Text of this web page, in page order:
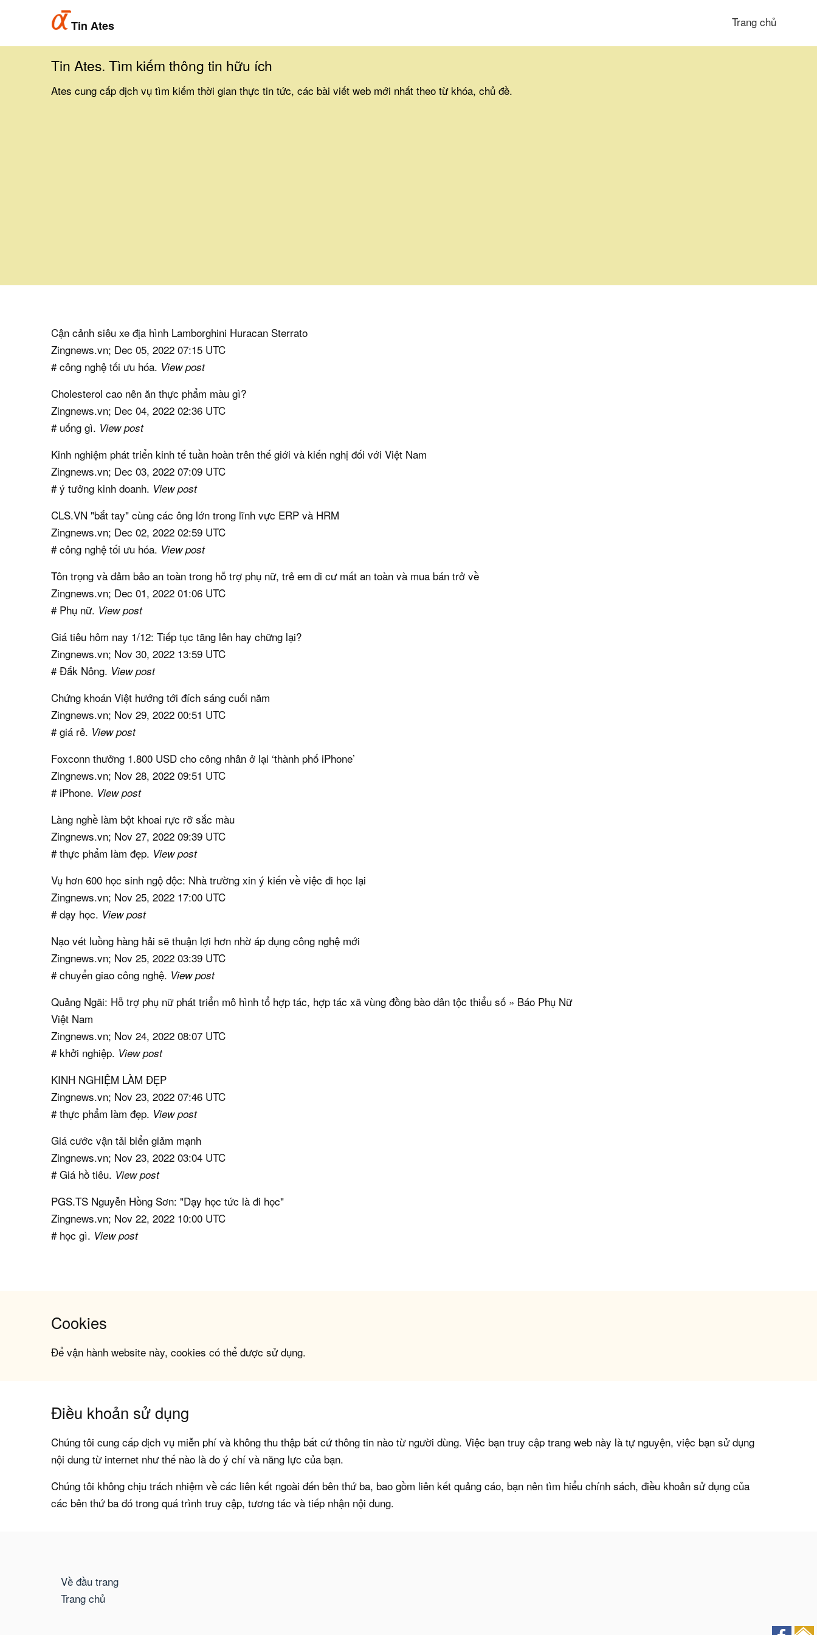
Tin Ates Trang chủ
Tin Ates. Tìm kiếm thông tin hữu ích
Ates cung cấp dịch vụ tìm kiếm thời gian thực tin tức, các bài viết web mới nhất theo từ khóa, chủ đề.
Cận cảnh siêu xe địa hình Lamborghini Huracan Sterrato
Zingnews.vn; Dec 05, 2022 07:15 UTC
# công nghệ tối ưu hóa. View post
Cholesterol cao nên ăn thực phẩm màu gì?
Zingnews.vn; Dec 04, 2022 02:36 UTC
# uống gì. View post
Kinh nghiệm phát triển kinh tế tuần hoàn trên thế giới và kiến nghị đối với Việt Nam
Zingnews.vn; Dec 03, 2022 07:09 UTC
# ý tưởng kinh doanh. View post
CLS.VN "bắt tay" cùng các ông lớn trong lĩnh vực ERP và HRM
Zingnews.vn; Dec 02, 2022 02:59 UTC
# công nghệ tối ưu hóa. View post
Tôn trọng và đảm bảo an toàn trong hỗ trợ phụ nữ, trẻ em di cư mất an toàn và mua bán trở về
Zingnews.vn; Dec 01, 2022 01:06 UTC
# Phụ nữ. View post
Giá tiêu hôm nay 1/12: Tiếp tục tăng lên hay chững lại?
Zingnews.vn; Nov 30, 2022 13:59 UTC
# Đắk Nông. View post
Chứng khoán Việt hướng tới đích sáng cuối năm
Zingnews.vn; Nov 29, 2022 00:51 UTC
# giá rẻ. View post
Foxconn thưởng 1.800 USD cho công nhân ở lại ‘thành phố iPhone’
Zingnews.vn; Nov 28, 2022 09:51 UTC
# iPhone. View post
Làng nghề làm bột khoai rực rỡ sắc màu
Zingnews.vn; Nov 27, 2022 09:39 UTC
# thực phẩm làm đẹp. View post
Vụ hơn 600 học sinh ngộ độc: Nhà trường xin ý kiến về việc đi học lại
Zingnews.vn; Nov 25, 2022 17:00 UTC
# dạy học. View post
Nạo vét luồng hàng hải sẽ thuận lợi hơn nhờ áp dụng công nghệ mới
Zingnews.vn; Nov 25, 2022 03:39 UTC
# chuyển giao công nghệ. View post
Quảng Ngãi: Hỗ trợ phụ nữ phát triển mô hình tổ hợp tác, hợp tác xã vùng đồng bào dân tộc thiểu số » Báo Phụ Nữ
Việt Nam
Zingnews.vn; Nov 24, 2022 08:07 UTC
# khởi nghiệp. View post
KINH NGHIỆM LÀM ĐẸP
Zingnews.vn; Nov 23, 2022 07:46 UTC
# thực phẩm làm đẹp. View post
Giá cước vận tải biển giảm mạnh
Zingnews.vn; Nov 23, 2022 03:04 UTC
# Giá hồ tiêu. View post
PGS.TS Nguyễn Hồng Sơn: "Dạy học tức là đi học"
Zingnews.vn; Nov 22, 2022 10:00 UTC
# học gì. View post
Cookies
Để vận hành website này, cookies có thể được sử dụng.
Điều khoản sử dụng
Chúng tôi cung cấp dịch vụ miễn phí và không thu thập bất cứ thông tin nào từ người dùng. Việc bạn truy cập trang web này là tự nguyện, việc bạn sử dụng
nội dung từ internet như thế nào là do ý chí và năng lực của bạn.
Chúng tôi không chịu trách nhiệm về các liên kết ngoài đến bên thứ ba, bao gồm liên kết quảng cáo, bạn nên tìm hiểu chính sách, điều khoản sử dụng của
các bên thứ ba đó trong quá trình truy cập, tương tác và tiếp nhận nội dung.
Về đầu trang
Trang chủ